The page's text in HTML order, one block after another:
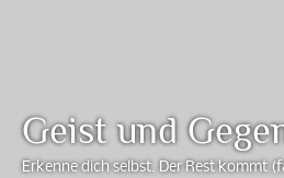
Geist und
Erkenne dich selbst. Der Rest kommt